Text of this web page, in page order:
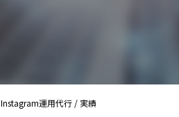
Instagram運用代行 / 実績